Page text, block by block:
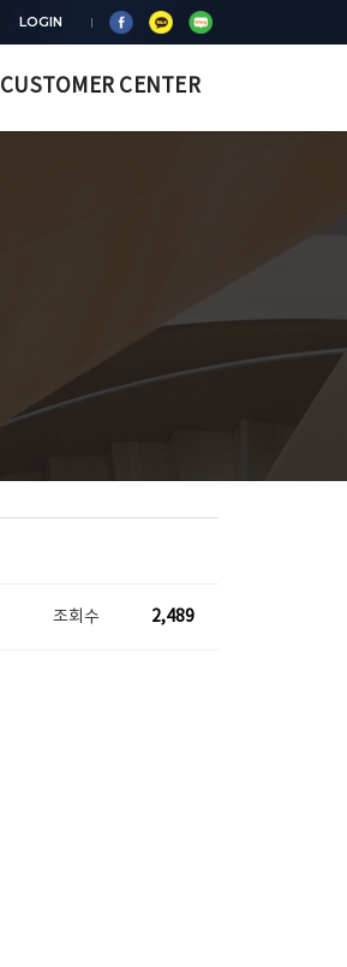
LOGIN
CUSTOMER CENTER
조회수 2,489